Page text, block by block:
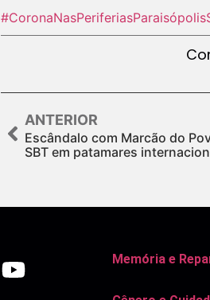
#CoronaNasPeriferiasParaisópolis
ANTERIOR
Escândalo com Marcão do
SBT em patamares
Memória e